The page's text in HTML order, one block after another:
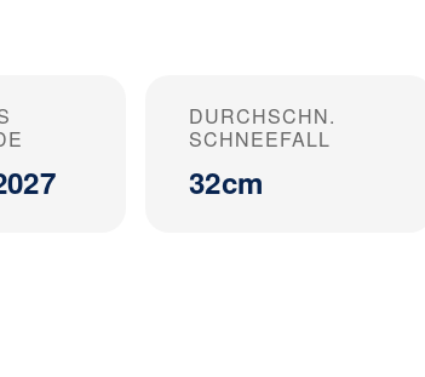
DURCHSCHN.
SCHNEEFALL
32cm